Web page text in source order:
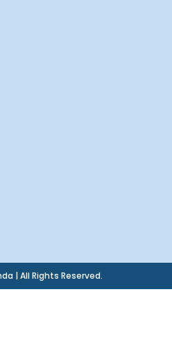
| All Rights Reserved.